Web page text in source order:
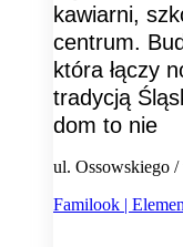
kawiarni,
centrum.
która łączy
tradycją
dom to nie
ul. Ossowskiego
Familook |